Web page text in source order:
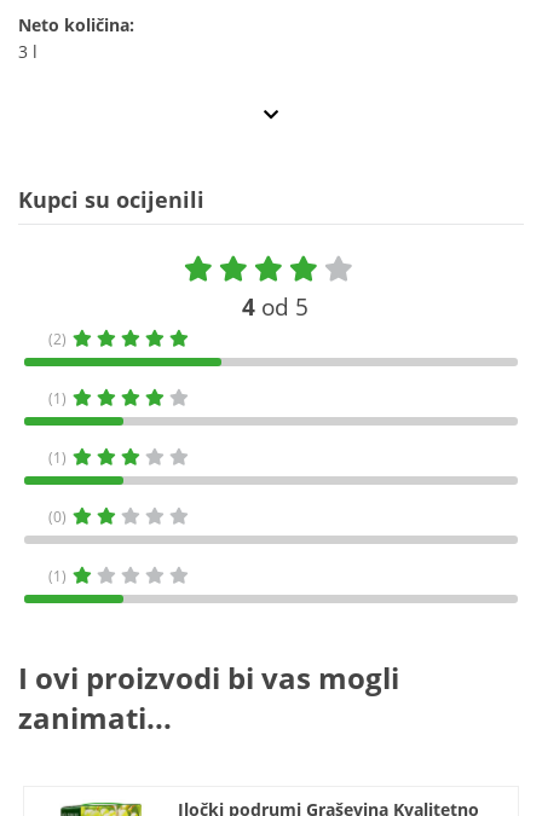
Neto količina:
3 l
Kupci su ocijenili
4 od 5
(2)
(1)
(1)
(0)
(1)
I ovi proizvodi bi vas mogli
zanimati...
Iločki podrumi Graševina Kvalitetno